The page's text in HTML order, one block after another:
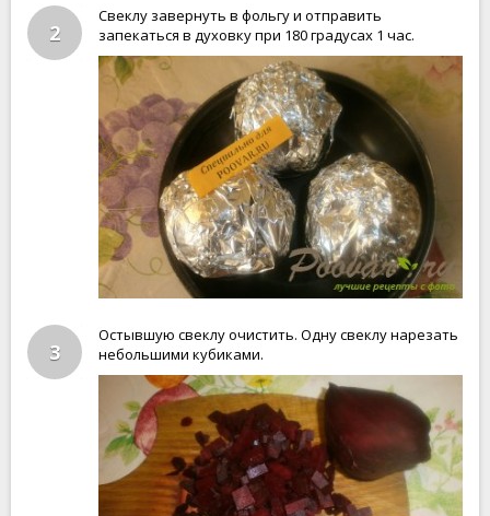
2
Свеклу завернуть в фольгу и отправить
запекаться в духовку при 180 градусах 1 час.
3
Остывшую свеклу очистить. Одну свеклу нарезать
небольшими кубиками.